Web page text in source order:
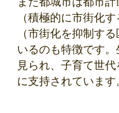
（積極的に市街化
（市街化を抑制す
いるのも特徴です
見られ、子育て世
に支持されています